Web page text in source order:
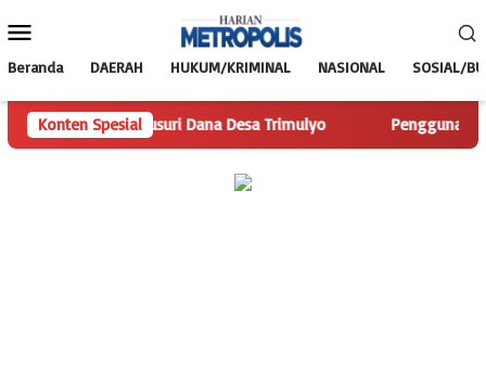
ke
Mobile
Beranda DAERAH HUKUM/KRIMINAL NASIONAL SOSIAL/
Konten Spesial
Telusuri Dana Desa Trimulyo Pengguna Jalan